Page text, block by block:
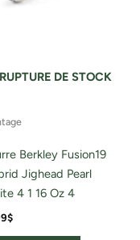
DE STOCK
Berkley Fusion19
Jighead Pearl
4 1 16 Oz 4
$